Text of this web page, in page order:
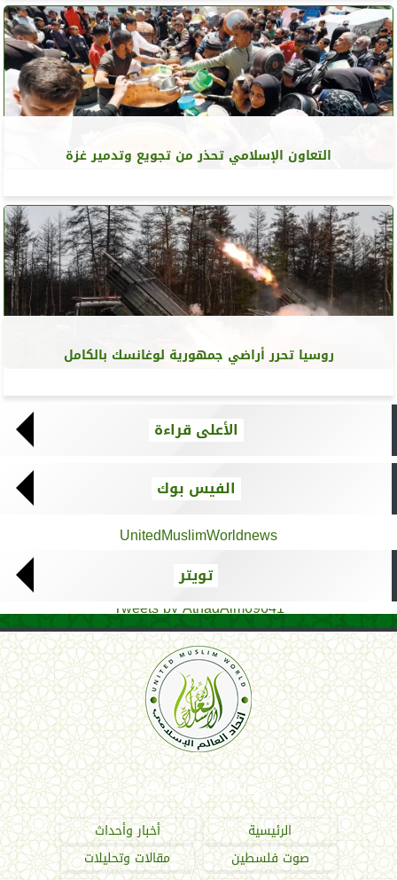
التعاون الإسلامي تحذر من تجويع وتدمير غزة
روسيا تحرر أراضي جمهورية لوغانسك بالكامل
الأعلى قراءة
الفيس بوك
UnitedMuslimWorldnews
تويتر
Tweets by AthadAlm69641
اتحاد العالم الإسلامي
الرئيسية
أخبار وأحداث
صوت فلسطين
مقالات وتحليلات